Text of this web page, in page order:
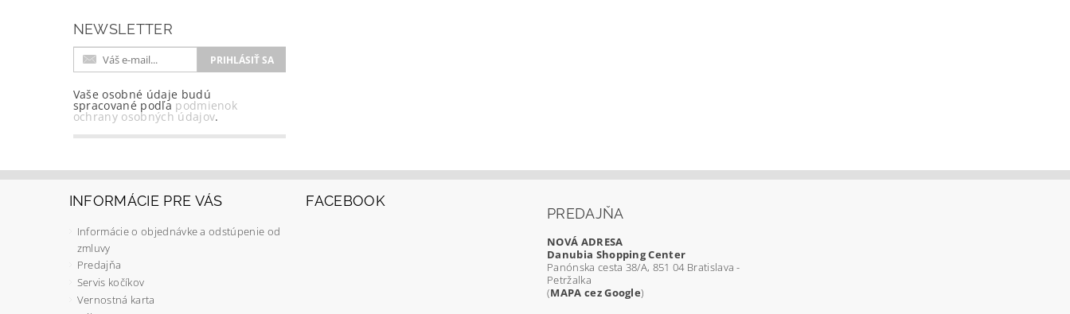
NEWSLETTER
Vaše osobné údaje budú
spracované podľa podmienok
ochrany osobných údajov.
INFORMÁCIE PRE VÁS
Informácie o objednávke a odstúpenie od
zmluvy
Predajňa
Servis kočíkov
Vernostná karta
FACEBOOK
PREDAJŇA
NOVÁ ADRESA
Danubia Shopping Center
Panónska cesta 38/A, 851 04 Bratislava -
Petržalka
(MAPA cez Google)